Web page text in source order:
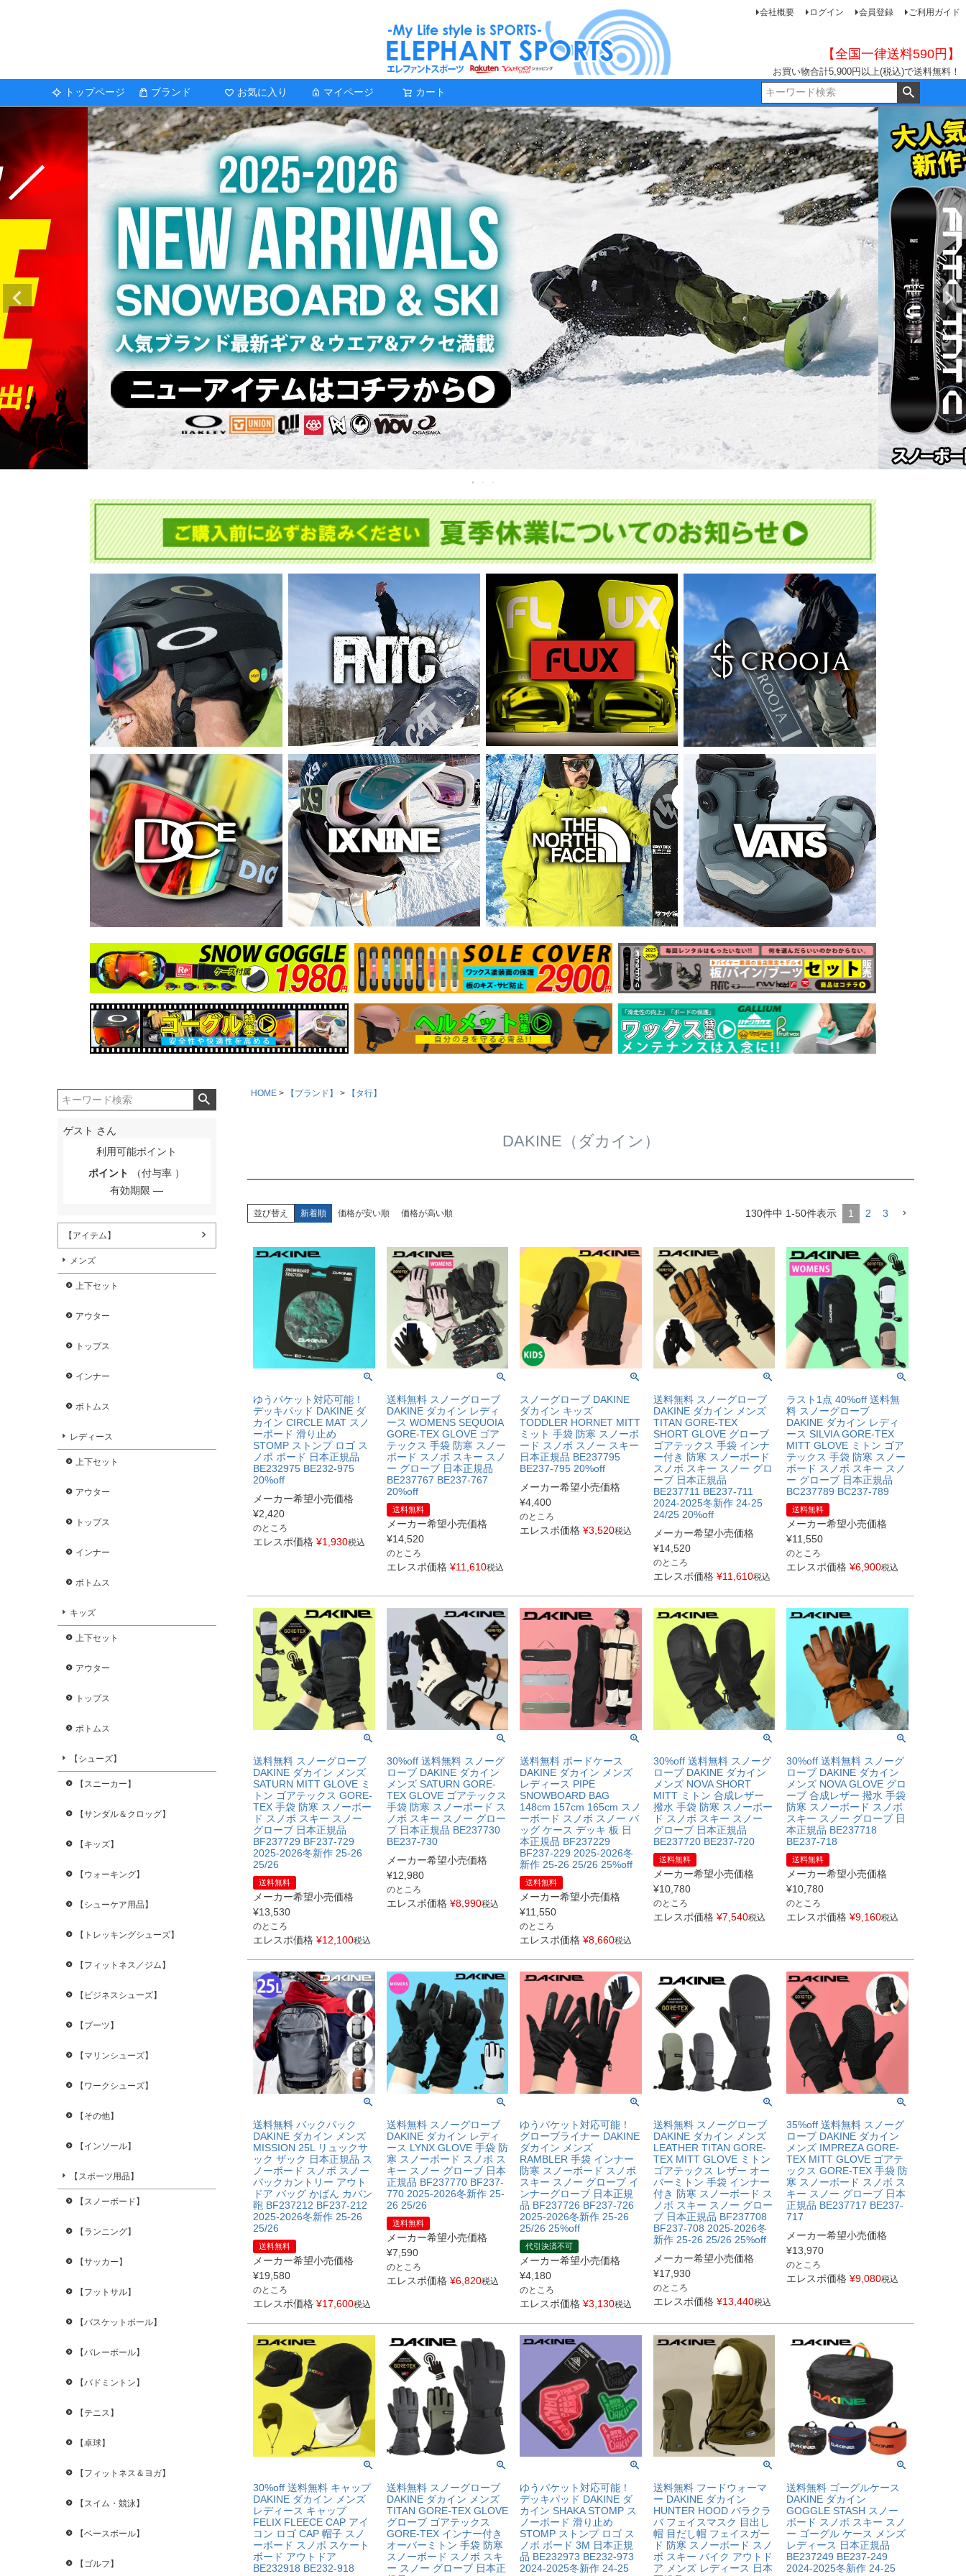
会社概要 ログイン 会員登録 ご利用ガイド
【全国一律送料590円】
お買い物合計5,900円以上(税込)で送料無料！
トップページ ブランド お気に入り マイページ カート
ゲスト さん
利用可能ポイント
ポイント
（付与率 ）
有効期限
【アイテム】
メンズ
上下セット
アウター
トップス
インナー
ボトムス
レディース
上下セット
アウター
トップス
インナー
ボトムス
キッズ
上下セット
アウター
トップス
ボトムス
【シューズ】
【スニーカー】
【サンダル＆クロッグ】
【キッズ】
【ウォーキング】
【シューケア用品】
【トレッキングシューズ】
【フィットネス／ジム】
【ビジネスシューズ】
【ブーツ】
【マリンシューズ】
【ワークシューズ】
【その他】
【インソール】
【スポーツ用品】
【スノーボード】
【ランニング】
【サッカー】
【フットサル】
【バスケットボール】
【バレーボール】
【バドミントン】
【テニス】
【卓球】
【フィットネス＆ヨガ】
【スイム・競泳】
【ベースボール】
【ゴルフ】
HOME 【ブランド】 【タ行】
DAKINE（ダカイン）
並び替え 新着順 価格が安い順 価格が高い順 130件中 1-50件表示 1 2 3
ゆうパケット対応可能！
デッキパッド DAKINE ダ
カイン CIRCLE MAT スノ
ーボード 滑り止め
STOMP ストンプ ロゴ ス
ノボ ボード 日本正規品
BE232975 BE232-975
20%off
メーカー希望小売価格
¥2,420
のところ
エレスポ価格 ¥1,930税込
送料無料 スノーグローブ
DAKINE ダカイン レディ
ース WOMENS SEQUOIA
GORE-TEX GLOVE ゴア
テックス 手袋 防寒 スノー
ボード スノボ スキー スノ
ー グローブ 日本正規品
BE237767 BE237-767
20%off
送料無料
メーカー希望小売価格
¥14,520
のところ
エレスポ価格 ¥11,610税込
スノーグローブ DAKINE
ダカイン キッズ
TODDLER HORNET MITT
ミット 手袋 防寒 スノーボ
ード スノボ スノー スキー
日本正規品 BE237795
BE237-795 20%off
メーカー希望小売価格
¥4,400
のところ
エレスポ価格 ¥3,520税込
送料無料 スノーグローブ
DAKINE ダカイン メンズ
TITAN GORE-TEX
SHORT GLOVE グローブ
ゴアテックス 手袋 インナ
ー付き 防寒 スノーボード
スノボ スキー スノー グロ
ーブ 日本正規品
BE237711 BE237-711
2024-2025冬新作 24-25
24/25 20%off
メーカー希望小売価格
¥14,520
のところ
エレスポ価格 ¥11,610税込
ラスト1点 40%off 送料無
料 スノーグローブ
DAKINE ダカイン レディ
ース SILVIA GORE-TEX
MITT GLOVE ミトン ゴア
テックス 手袋 防寒 スノー
ボード スノボ スキー スノ
ー グローブ 日本正規品
BC237789 BC237-789
送料無料
メーカー希望小売価格
¥11,550
のところ
エレスポ価格 ¥6,900税込
送料無料 スノーグローブ
DAKINE ダカイン メンズ
SATURN MITT GLOVE ミ
トン ゴアテックス GORE-
TEX 手袋 防寒 スノーボー
ド スノボ スキー スノー
グローブ 日本正規品
BF237729 BF237-729
2025-2026冬新作 25-26
25/26
送料無料
メーカー希望小売価格
¥13,530
のところ
エレスポ価格 ¥12,100税込
30%off 送料無料 スノーグ
ローブ DAKINE ダカイン
メンズ SATURN GORE-
TEX GLOVE ゴアテックス
手袋 防寒 スノーボード ス
ノボ スキー スノー グロー
ブ 日本正規品 BE237730
BE237-730
メーカー希望小売価格
¥12,980
のところ
エレスポ価格 ¥8,990税込
送料無料 ボードケース
DAKINE ダカイン メンズ
レディース PIPE
SNOWBOARD BAG
148cm 157cm 165cm スノ
ーボード スノボ スノー バ
ッグ ケース デッキ 板 日
本正規品 BF237229
BF237-229 2025-2026冬
新作 25-26 25/26 25%off
送料無料
メーカー希望小売価格
¥11,550
のところ
エレスポ価格 ¥8,660税込
30%off 送料無料 スノーグ
ローブ DAKINE ダカイン
メンズ NOVA SHORT
MITT ミトン 合成レザー
撥水 手袋 防寒 スノーボー
ド スノボ スキー スノー
グローブ 日本正規品
BE237720 BE237-720
送料無料
メーカー希望小売価格
¥10,780
のところ
エレスポ価格 ¥7,540税込
30%off 送料無料 スノーグ
ローブ DAKINE ダカイン
メンズ NOVA GLOVE グロ
ーブ 合成レザー 撥水 手袋
防寒 スノーボード スノボ
スキー スノー グローブ 日
本正規品 BE237718
BE237-718
送料無料
メーカー希望小売価格
¥10,780
のところ
エレスポ価格 ¥9,160税込
送料無料 バックパック
DAKINE ダカイン メンズ
MISSION 25L リュックサ
ック ザック 日本正規品 ス
ノーボード スノボ スノー
バックカントリー アウト
ドア バッグ かばん カバン
鞄 BF237212 BF237-212
2025-2026冬新作 25-26
25/26
送料無料
メーカー希望小売価格
¥19,580
のところ
エレスポ価格 ¥17,600税込
送料無料 スノーグローブ
DAKINE ダカイン レディ
ース LYNX GLOVE 手袋 防
寒 スノーボード スノボ ス
キー スノー グローブ 日本
正規品 BF237770 BF237-
770 2025-2026冬新作 25-
26 25/26
送料無料
メーカー希望小売価格
¥7,590
のところ
エレスポ価格 ¥6,820税込
ゆうパケット対応可能！
グローブライナー DAKINE
ダカイン メンズ
RAMBLER 手袋 インナー
防寒 スノーボード スノボ
スキー スノー グローブ イ
ンナーグローブ 日本正規
品 BF237726 BF237-726
2025-2026冬新作 25-26
25/26 25%off
代引決済不可
メーカー希望小売価格
¥4,180
のところ
エレスポ価格 ¥3,130税込
送料無料 スノーグローブ
DAKINE ダカイン メンズ
LEATHER TITAN GORE-
TEX MITT GLOVE ミトン
ゴアテックス レザー オー
バーミトン 手袋 インナー
付き 防寒 スノーボード ス
ノボ スキー スノー グロー
ブ 日本正規品 BF237708
BF237-708 2025-2026冬
新作 25-26 25/26 25%off
メーカー希望小売価格
¥17,930
のところ
エレスポ価格 ¥13,440税込
35%off 送料無料 スノーグ
ローブ DAKINE ダカイン
メンズ IMPREZA GORE-
TEX MITT GLOVE ゴアテ
ックス GORE-TEX 手袋 防
寒 スノーボード スノボ ス
キー スノー グローブ 日本
正規品 BE237717 BE237-
717
メーカー希望小売価格
¥13,970
のところ
エレスポ価格 ¥9,080税込
30%off 送料無料 キャップ
DAKINE ダカイン メンズ
レディース キャップ
FELIX FLEECE CAP アイ
コン ロゴ CAP 帽子 スノ
ーボード スノボ スケート
ボード アウトドア
BE232918 BE232-918
送料無料 スノーグローブ
DAKINE ダカイン メンズ
TITAN GORE-TEX GLOVE
グローブ ゴアテックス
GORE-TEX インナー付き
オーバーミトン 手袋 防寒
スノーボード スノボ スキ
ー スノー グローブ 日本正
ゆうパケット対応可能！
デッキパッド DAKINE ダ
カイン SHAKA STOMP ス
ノーボード 滑り止め
STOMP ストンプ ロゴ ス
ノボ ボード 3M 日本正規
品 BE232973 BE232-973
2024-2025冬新作 24-25
送料無料 フードウォーマ
ー DAKINE ダカイン
HUNTER HOOD バラクラ
バ フェイスマスク 目出し
帽 目だし帽 フェイスガー
ド 防寒 スノーボード スノ
ボ スキー バイク アウトド
ア メンズ レディース 日本
送料無料 ゴーグルケース
DAKINE ダカイン
GOGGLE STASH スノー
ボード スノボ スキー スノ
ー ゴーグル ケース メンズ
レディース 日本正規品
BE237249 BE237-249
2024-2025冬新作 24-25